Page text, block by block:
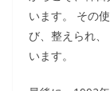
います。 その
び、整えられ
います。